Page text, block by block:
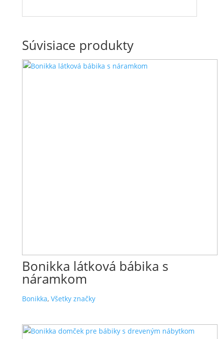
Súvisiace produkty
Bonikka látková bábika s
náramkom
Bonikka, Všetky značky